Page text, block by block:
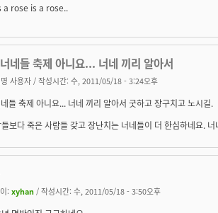
a rose is a rose..
네들 축제 아니요... 너네 끼리 알아서
사용자 / 작성시간: 수, 2011/05/18 - 3:24오후
들 축제 아니요... 너네 끼리 알아서 굿하고 장구치고 노시길.
보다 죽은 사람들 갖고 장난치는 너네들이 더 한심하네요.
: xyhan / 작성시간: 수, 2011/05/18 - 3:50오후